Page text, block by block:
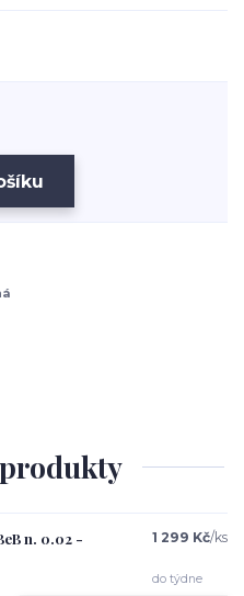
n. 0.02 -
1 299 Kč/ks
do týdne